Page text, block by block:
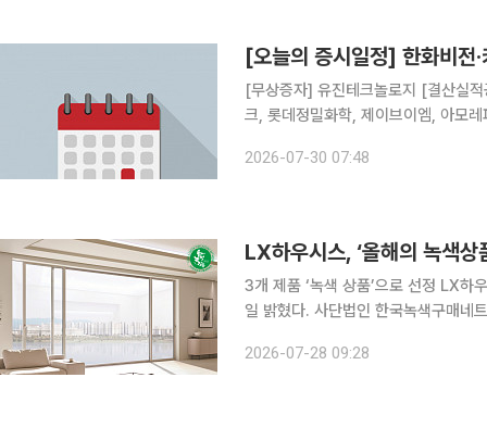
[오늘의 증시일정] 한화비전·
[무상증자] 유진테크놀로지 [결산실적공시 예정] 한화비전, 키움증권, DL이앤씨, 삼성전기, 케이뱅
크, 롯데정밀화학, 제이브이엠, 아모
과학, 제주반도체, 올릭스, 플랜티넷,
2026-07-30 07:48
LX하우시스, ‘올해의 녹색상
3개 제품 ‘녹색 상품’으로 선정 LX하우시스가 ‘2026 대한민국 올해의 녹색상품’에 선정됐다고 28
일 밝혔다. 사단법인 한국녹색구매네트워크가 발표한 2026 대한민국 올해의 녹색상품에서 ‘LX지
이번 수상으로 LX하우시스의 벽장재
2026-07-28 09:28